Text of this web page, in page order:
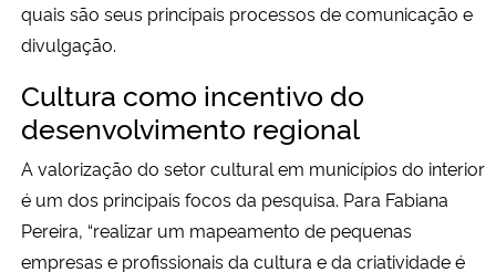
quais são seus principais processos de comunicação e
divulgação.
Cultura como incentivo do
desenvolvimento regional
A valorização do setor cultural em municípios do interior
é um dos principais focos da pesquisa. Para Fabiana
Pereira, “realizar um mapeamento de pequenas
empresas e profissionais da cultura e da criatividade é